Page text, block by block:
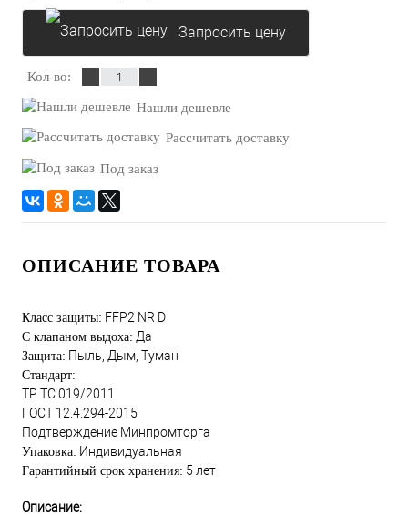
Запросить цену
Кол-во:
Нашли дешевле
Рассчитать доставку
Под заказ
ОПИСАНИЕ ТОВАРА
Класс защиты: FFP2 NR D
С клапаном выдоха: Да
Защита: Пыль, Дым, Туман
Стандарт:
ТР ТС 019/2011
ГОСТ 12.4.294-2015
Подтверждение Минпромторга
Упаковка: Индивидуальная
Гарантийный срок хранения: 5 лет
Описание: